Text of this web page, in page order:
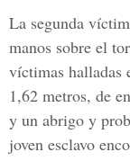
La segunda
manos sobre el
víctimas halladas
1,62 metros, de
y un abrigo y
joven esclavo